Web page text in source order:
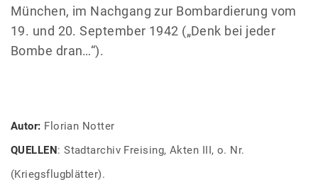
München, im Nachgang zur Bombardierung vom
19. und 20. September 1942 („Denk bei jeder
Bombe dran…“).
Autor: Florian Notter
QUELLEN : Stadtarchiv Freising, Akten III, o. Nr.
(Kriegsflugblätter).